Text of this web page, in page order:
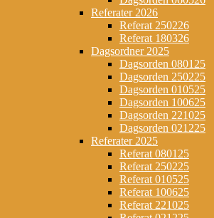
Referater 2026
Referat 250226
Referat 180326
Dagsordner 2025
Dagsorden 080125
Dagsorden 250225
Dagsorden 010525
Dagsorden 100625
Dagsorden 221025
Dagsorden 021225
Referater 2025
Referat 080125
Referat 250225
Referat 010525
Referat 100625
Referat 221025